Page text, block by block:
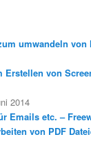
umwandeln von
Erstellen von
2014
Emails etc. –
von PDF